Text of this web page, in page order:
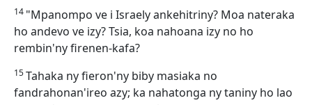
14 "Mpanompo ve i Israely ankehitriny? Moa nateraka
ho andevo ve izy? Tsia, koa nahoana izy no ho
rembin'ny firenen-kafa?
15Tahaka ny fieron'ny biby masiaka no
fandrahonan'ireo azy; ka nahatonga ny taniny ho lao